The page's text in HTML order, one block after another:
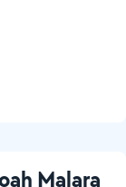
Malara